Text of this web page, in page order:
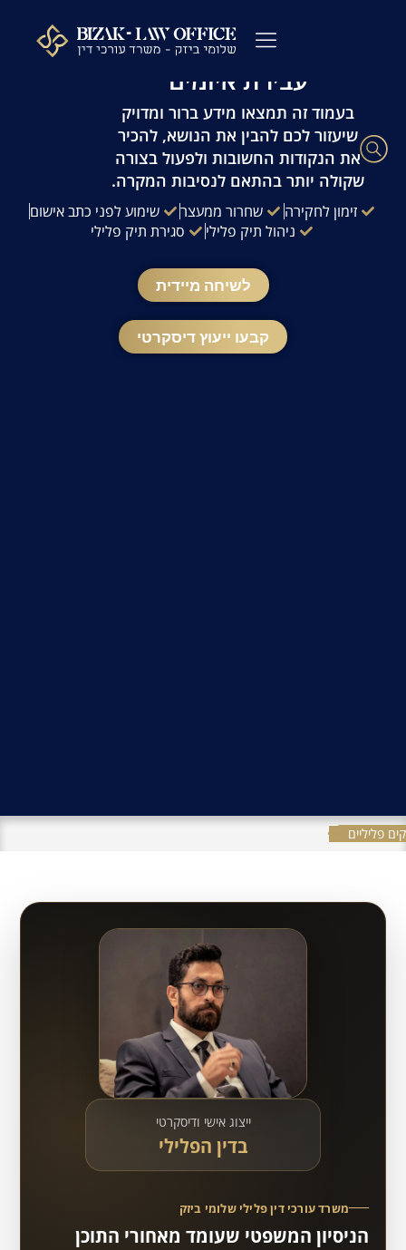
עו"ד פלילי שלומי ביזק | זמינות 24/7 | ייעוץ
מהיר ודיסקרטי
עבירת איומים
בעמוד זה תמצאו מידע ברור ומדויק
שיעזור לכם להבין את הנושא, להכיר
את הנקודות החשובות ולפעול בצורה
שקולה יותר בהתאם לנסיבות המקרה.
זימון לחקירה שחרור ממעצר
שימוע לפני כתב אישום
ניהול תיק פלילי
סגירת תיק פלילי
לשיחה מיידית
קבעו ייעוץ דיסקרטי
פליליים
משרד עורכי דין פלילי שלומי ביזק
הניסיון המשפטי שעומד מאחורי התוכן
ייצוג אישי ודיסקרטי
בדין הפלילי